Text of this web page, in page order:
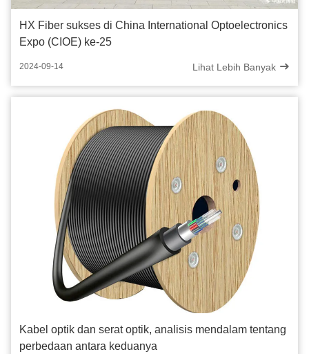
HX Fiber sukses di China International Optoelectronics
Expo (CIOE) ke-25
2024-09-14 Lihat Lebih Banyak
Kabel optik dan serat optik, analisis mendalam tentang
perbedaan antara keduanya